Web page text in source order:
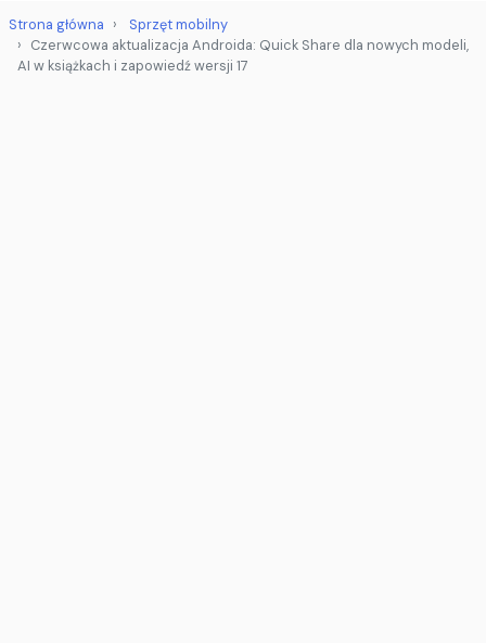
Strona główna
Sprzęt mobilny
Czerwcowa aktualizacja Androida: Quick Share dla nowych modeli,
AI w książkach i zapowiedź wersji 17